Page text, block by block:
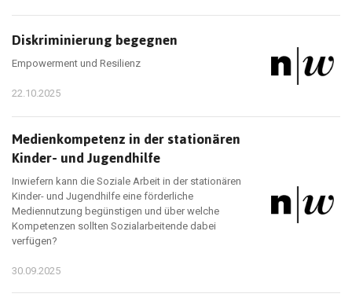
Diskriminierung begegnen
Empowerment und Resilienz
22.10.2025
Medienkompetenz in der stationären
Kinder- und Jugendhilfe
Inwiefern kann die Soziale Arbeit in der stationären
Kinder- und Jugendhilfe eine förderliche
Mediennutzung begünstigen und über welche
Kompetenzen sollten Sozialarbeitende dabei
verfügen?
30.09.2025